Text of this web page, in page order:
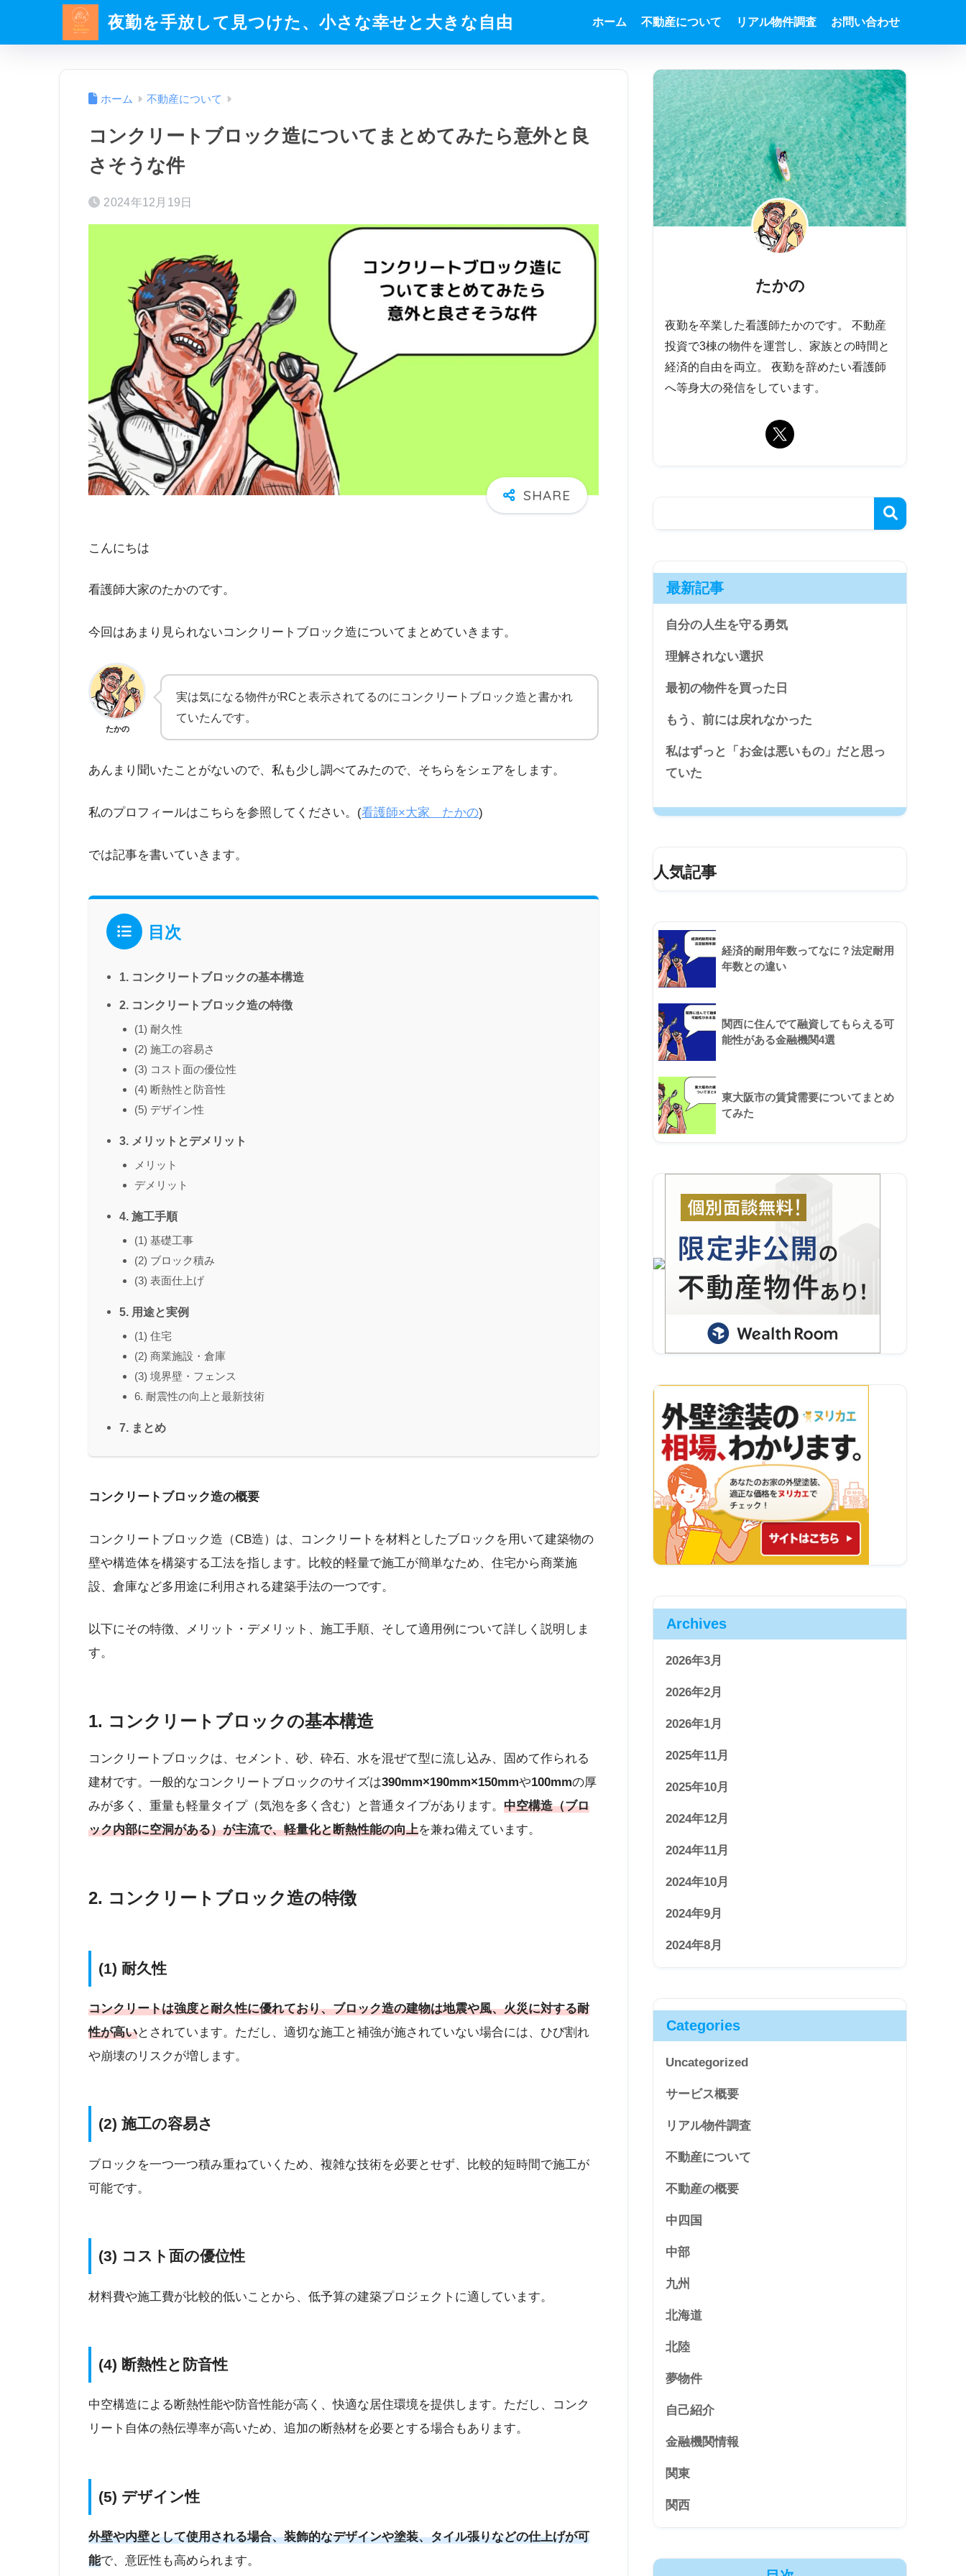
夜勤を手放して見つけた、小さな幸せと大きな自由 ホーム 不動産について リアル物件調査 お問い合わせ
ホーム 不動産について
コンクリートブロック造についてまとめてみたら意外と良
さそうな件
2024年12月19日
こんにちは
看護師大家のたかのです。
今回はあまり見られないコンクリートブロック造についてまとめていきます。
たかの
実は気になる物件がRCと表示されてるのにコンクリートブロック造と書かれ
ていたんです。
あんまり聞いたことがないので、私も少し調べてみたので、そちらをシェアをします。
私のプロフィールはこちらを参照してください。(看護師×大家 たかの)
では記事を書いていきます。
目次
1. コンクリートブロックの基本構造
2. コンクリートブロック造の特徴
(1) 耐久性
(2) 施工の容易さ
(3) コスト面の優位性
(4) 断熱性と防音性
(5) デザイン性
3. メリットとデメリット
メリット
デメリット
4. 施工手順
(1) 基礎工事
(2) ブロック積み
(3) 表面仕上げ
5. 用途と実例
(1) 住宅
(2) 商業施設・倉庫
(3) 境界壁・フェンス
6. 耐震性の向上と最新技術
7. まとめ
コンクリートブロック造の概要
コンクリートブロック造（CB造）は、コンクリートを材料としたブロックを用いて建築物の
壁や構造体を構築する工法を指します。比較的軽量で施工が簡単なため、住宅から商業施
設、倉庫など多用途に利用される建築手法の一つです。
以下にその特徴、メリット・デメリット、施工手順、そして適用例について詳しく説明しま
す。
1. コンクリートブロックの基本構造
コンクリートブロックは、セメント、砂、砕石、水を混ぜて型に流し込み、固めて作られる
建材です。一般的なコンクリートブロックのサイズは390mm×190mm×150mmや100mmの厚
みが多く、重量も軽量タイプ（気泡を多く含む）と普通タイプがあります。 中空構造（ブロ
ック内部に空洞がある）が主流で、軽量化と断熱性能の向上を兼ね備えています。
2. コンクリートブロック造の特徴
(1) 耐久性
コンクリートは強度と耐久性に優れており、ブロック造の建物は地震や風、火災に対する耐
性が高いとされています。ただし、適切な施工と補強が施されていない場合には、ひび割れ
や崩壊のリスクが増します。
(2) 施工の容易さ
ブロックを一つ一つ積み重ねていくため、複雑な技術を必要とせず、比較的短時間で施工が
可能です。
(3) コスト面の優位性
材料費や施工費が比較的低いことから、低予算の建築プロジェクトに適しています。
(4) 断熱性と防音性
中空構造による断熱性能や防音性能が高く、快適な居住環境を提供します。ただし、コンク
リート自体の熱伝導率が高いため、追加の断熱材を必要とする場合もあります。
(5) デザイン性
外壁や内壁として使用される場合、装飾的なデザインや塗装、タイル張りなどの仕上げが可
能で、意匠性も高められます。
たかの
夜勤を卒業した看護師たかのです。 不動産
投資で3棟の物件を運営し、家族との時間と
経済的自由を両立。 夜勤を辞めたい看護師
へ等身大の発信をしています。
最新記事
自分の人生を守る勇気
理解されない選択
最初の物件を買った日
もう、前には戻れなかった
私はずっと「お金は悪いもの」だと思っ
ていた
人気記事
経済的耐用年数ってなに？法定耐用
年数との違い
関西に住んでて融資してもらえる可
能性がある金融機関4選
東大阪市の賃貸需要についてまとめ
てみた
Archives
2026年3月
2026年2月
2026年1月
2025年11月
2025年10月
2024年12月
2024年11月
2024年10月
2024年9月
2024年8月
Categories
Uncategorized
サービス概要
リアル物件調査
不動産について
不動産の概要
中四国
中部
九州
北海道
北陸
夢物件
自己紹介
金融機関情報
関東
関西